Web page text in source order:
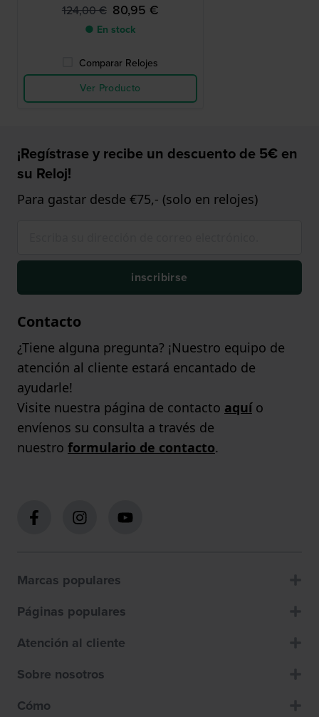
124,00 € 80,95 €
● En stock
Comparar Relojes
Ver Producto
¡Regístrase y recibe un descuento de 5€ en
su Reloj!
Para gastar desde €75,- (solo en relojes)
inscribirse
Contacto
¿Tiene alguna pregunta? ¡Nuestro equipo de
atención al cliente estará encantado de
ayudarle!
Visite nuestra página de contacto aquío
envíenos su consulta a través de
nuestro formulario de contacto.
Marcas populares
Páginas populares
Atención al cliente
Sobre nosotros
Cómo